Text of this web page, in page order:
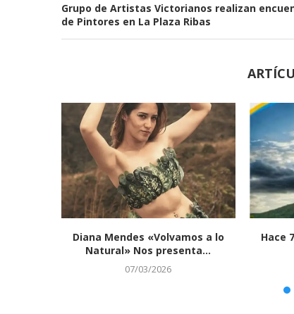
Grupo de Artistas Victorianos realizan
de Pintores en La Plaza Ribas
Diana Mendes «Volvamos a lo
Natural» Nos presenta...
07/03/2026
Hace